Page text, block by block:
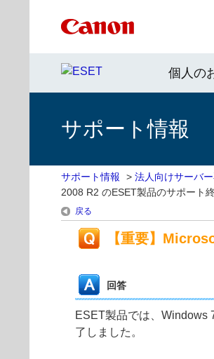
個人の
サポート情報
サポート情報 > 法人向けサーバ
2008 R2 のESET製品のサポート
戻る
【重要】
回答
ESET製品では、Windows
了しました。